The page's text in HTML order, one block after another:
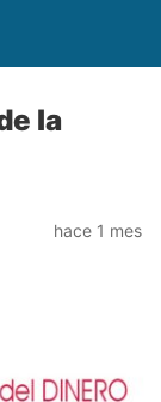
la
hace 1 mes